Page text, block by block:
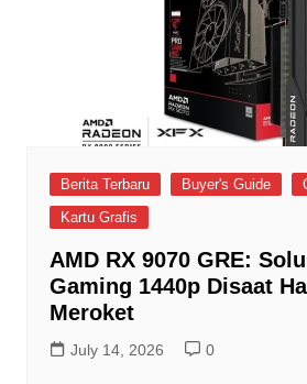
Berita Terbaru Buyer's Guide
Kartu Grafis
AMD RX 9070 GRE:
Gaming 1440p Disaat
Meroket
July 14, 2026 0